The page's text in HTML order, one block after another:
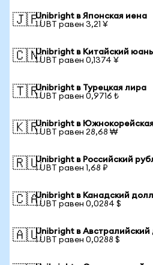
🇯🇵Unibright в Японская иена
1 UBT равен 3,21 ¥
🇨🇳Unibright в Китайский юань
1 UBT равен 0,1374 ¥
🇹🇷Unibright в Турецкая лира
1 UBT равен 0,9716 ₺
🇰🇷Unibright в
1 UBT равен 28,68 ₩
🇷🇺Unibright в Российский
1 UBT равен 1,68 ₽
🇨🇦Unibright в Канадский
1 UBT равен 0,0284 $
🇦🇺Unibright в
1 UBT равен 0,0288 $